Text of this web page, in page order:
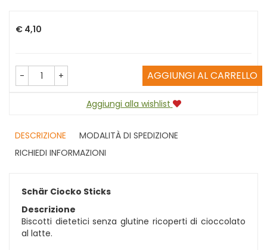
Prezzo
€ 4,10
- + AGGIUNGI AL CARRELLO
Aggiungi alla wishlist
DESCRIZIONE
MODALITÀ DI SPEDIZIONE
RICHIEDI INFORMAZIONI
Schär Ciocko Sticks
Descrizione
Biscotti dietetici senza glutine ricoperti di cioccolato
al latte.